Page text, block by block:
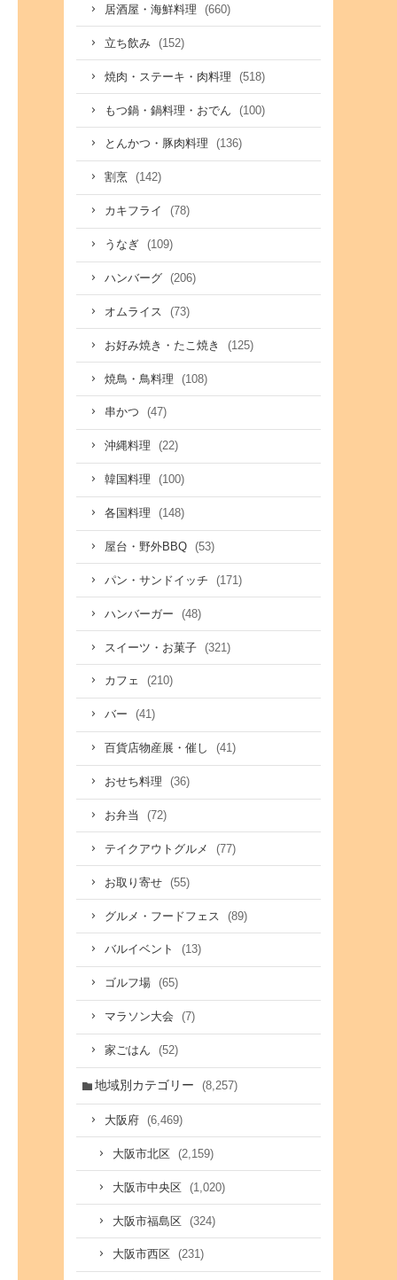
居酒屋・海鮮料理 (660)
立ち飲み (152)
焼肉・ステーキ・肉料理 (518)
もつ鍋・鍋料理・おでん (100)
とんかつ・豚肉料理 (136)
割烹 (142)
カキフライ (78)
うなぎ (109)
ハンバーグ (206)
オムライス (73)
お好み焼き・たこ焼き (125)
焼鳥・鳥料理 (108)
串かつ (47)
沖縄料理 (22)
韓国料理 (100)
各国料理 (148)
屋台・野外BBQ (53)
パン・サンドイッチ (171)
ハンバーガー (48)
スイーツ・お菓子 (321)
カフェ (210)
バー (41)
百貨店物産展・催し (41)
おせち料理 (36)
お弁当 (72)
テイクアウトグルメ (77)
お取り寄せ (55)
グルメ・フードフェス (89)
バルイベント (13)
ゴルフ場 (65)
マラソン大会 (7)
家ごはん (52)
地域別カテゴリー (8,257)
大阪府 (6,469)
大阪市北区 (2,159)
大阪市中央区 (1,020)
大阪市福島区 (324)
大阪市西区 (231)